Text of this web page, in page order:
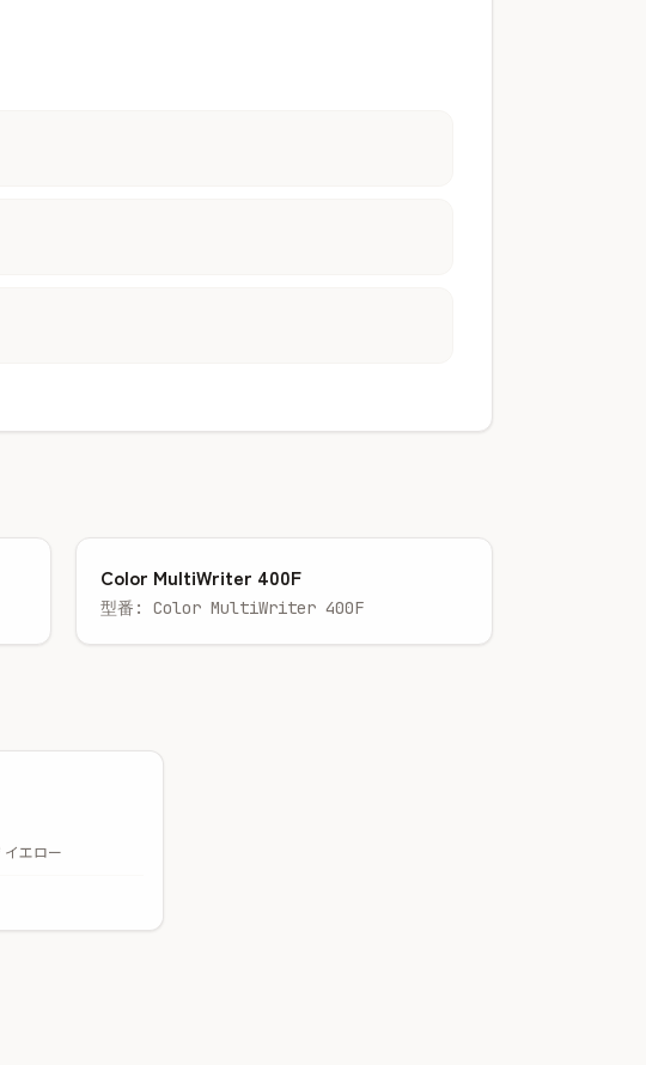
Color MultiWriter 400F
型番: Color MultiWriter 400F
イエロー